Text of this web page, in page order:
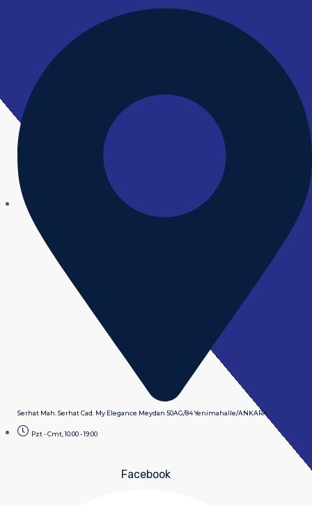
Serhat Mah. Serhat Cad. My Elegance Meydan 50AG/84 Yenimahalle/ANKARA
Pzt - Cmt, 10:00 - 19:00
Facebook